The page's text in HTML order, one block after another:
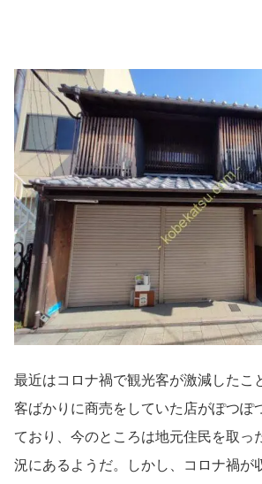
最近はコロナ禍で観光客が激減したこ
客ばかりに商売をしていた店がぽつぽ
ており、今のところは地元住民を取っ
況にあるようだ。しかし、コロナ禍が